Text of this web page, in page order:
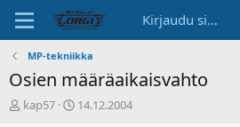
Kirjaudu sisään
MP-tekniikka
Osien määräaikaisvahto
K
kap57
A14.12.2004